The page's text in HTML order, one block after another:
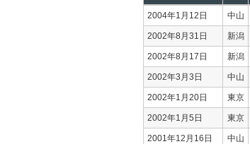
2004年1月12日 中山
2002年8月31日 新潟
2002年8月17日 新潟
2002年3月3日 中山
2002年1月20日 東京
2002年1月5日 東京
2001年12月16日 中山